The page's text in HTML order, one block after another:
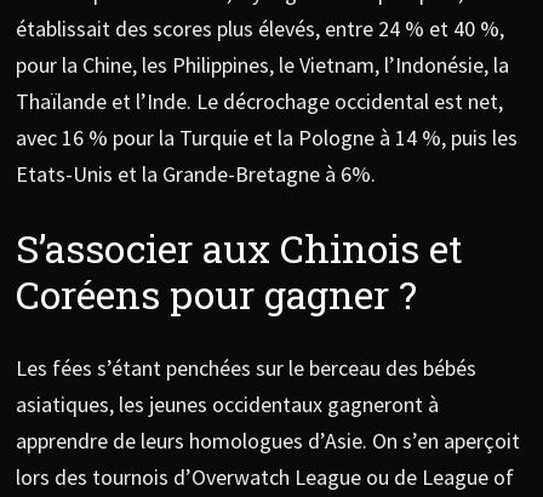
établissait des scores plus élevés, entre 24 % et 40 %,
pour la Chine, les Philippines, le Vietnam, l’Indonésie, la
Thaïlande et l’Inde. Le décrochage occidental est net,
avec 16 % pour la Turquie et la Pologne à 14 %, puis les
Etats-Unis et la Grande-Bretagne à 6%.
S’associer aux Chinois et
Coréens pour gagner ?
Les fées s’étant penchées sur le berceau des bébés
asiatiques, les jeunes occidentaux gagneront à
apprendre de leurs homologues d’Asie. On s’en aperçoit
lors des tournois d’Overwatch League ou de League of